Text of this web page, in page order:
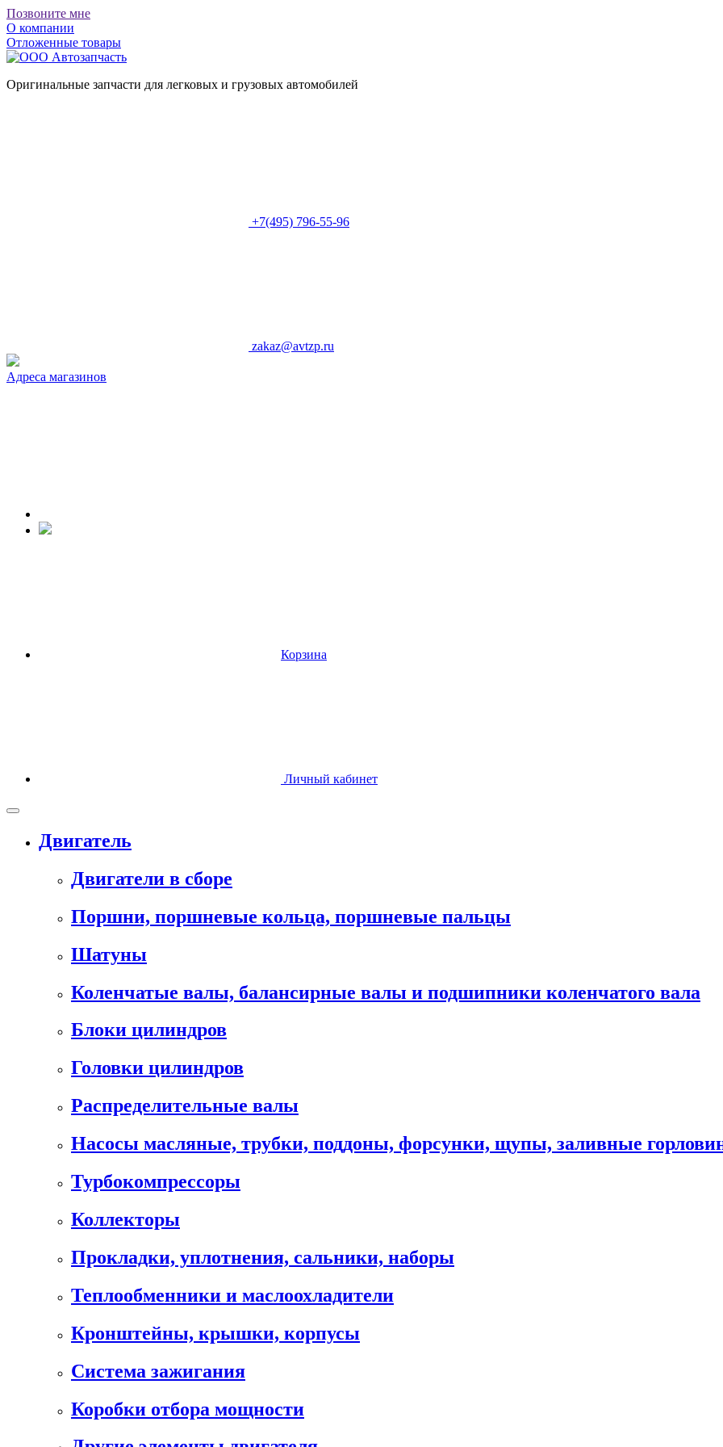
Позвоните мне
О компании
Отложенные товары
Оригинальные запчасти для легковых и грузовых автомобилей
+7(495) 796-55-96
zakaz@avtzp.ru
Адреса магазинов
Корзина
Личный кабинет
Двигатель
Двигатели в сборе
Поршни, поршневые кольца, поршневые пальцы
Шатуны
Коленчатые валы, балансирные валы и подшипники коленчатого вала
Блоки цилиндров
Головки цилиндров
Распределительные валы
Насосы масляные, трубки, поддоны, форсунки, щупы, заливные
Турбокомпрессоры
Коллекторы
Прокладки, уплотнения, сальники, наборы
Теплообменники и маслоохладители
Кронштейны, крышки, корпусы
Cистема зажигания
Коробки отбора мощности